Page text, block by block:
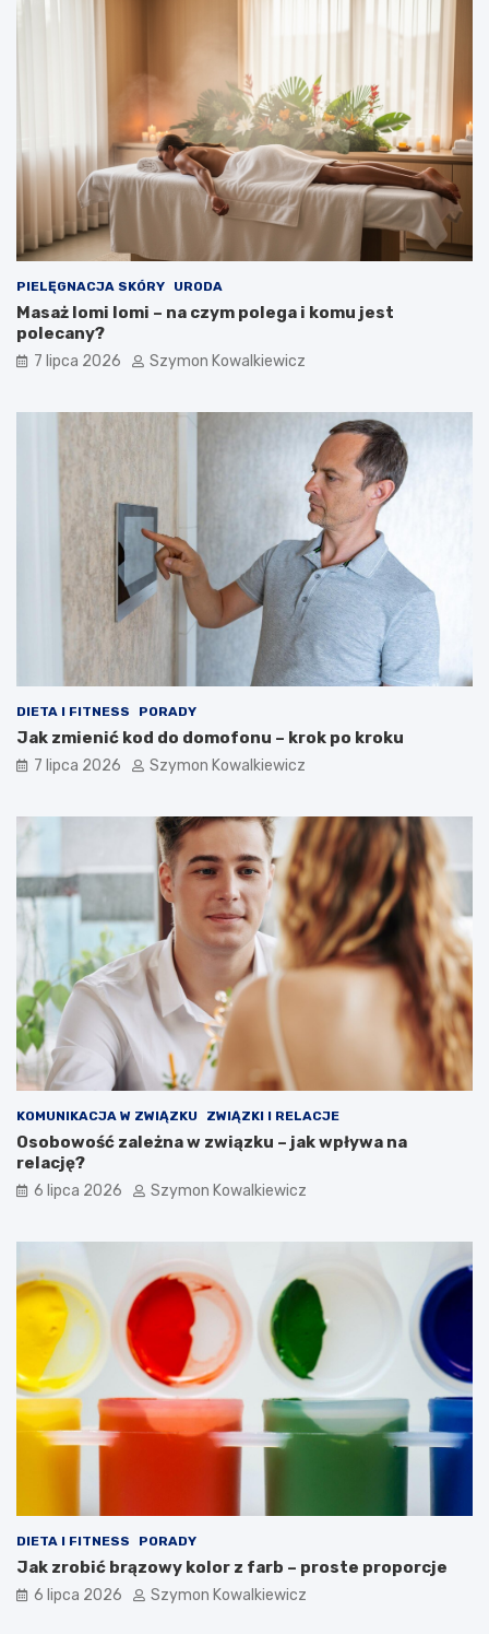
PIELĘGNACJA SKÓRY URODA
Masaż lomi lomi – na czym polega i komu jest
polecany?
7 lipca 2026 Szymon Kowalkiewicz
DIETA I FITNESS PORADY
Jak zmienić kod do domofonu – krok po kroku
7 lipca 2026 Szymon Kowalkiewicz
KOMUNIKACJA W ZWIĄZKU ZWIĄZKI I RELACJE
Osobowość zależna w związku – jak wpływa na
relację?
6 lipca 2026 Szymon Kowalkiewicz
DIETA I FITNESS PORADY
Jak zrobić brązowy kolor z farb – proste proporcje
6 lipca 2026 Szymon Kowalkiewicz